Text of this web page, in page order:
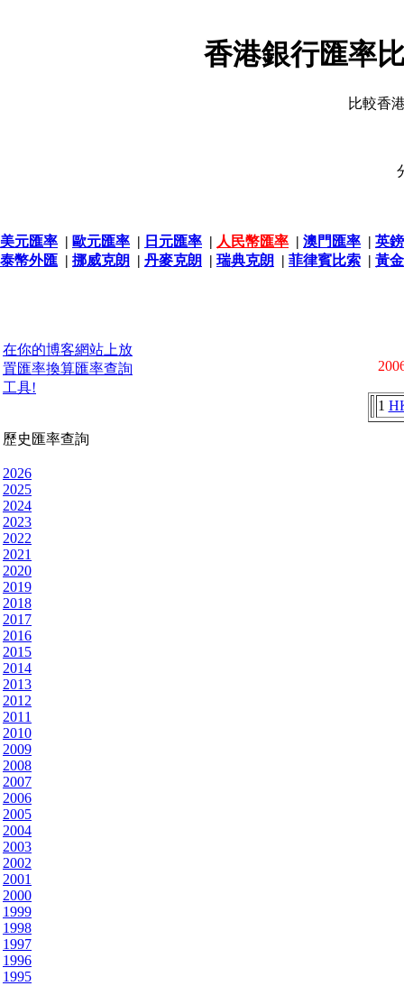
香港銀行匯率
比較香
美元匯率 | 歐元匯率 | 日元匯率 | 人民幣匯率 | 澳門匯率 | 英
泰幣外匯 | 挪威克朗 | 丹麥克朗 | 瑞典克朗 | 菲律賓比索 | 黃
在你的博客網站上放
置匯率換算匯率查詢
工具!
歷史匯率查詢
2026
2025
2024
2023
2022
2021
2020
2019
2018
2017
2016
2015
2014
2013
2012
2011
2010
2009
2008
2007
2006
2005
2004
2003
2002
2001
2000
1999
1998
1997
1996
1995
1